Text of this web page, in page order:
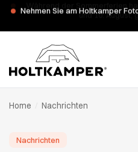
Während der Sommerferien
Home Nachrichten
Nachrichten